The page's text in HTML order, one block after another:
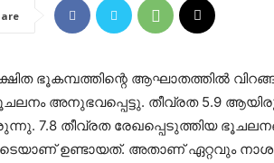
ഭൂകമ്പത്തിന്റെ ആഘാതത്തിൽ
അനുഭവപ്പെട്ടു. തീവ്രത 5.9
7.8 തീവ്രത രേഖപ്പെടുത്തിയ
ഉണ്ടായത്. അതാണ് ഏറ്റവും നാശം